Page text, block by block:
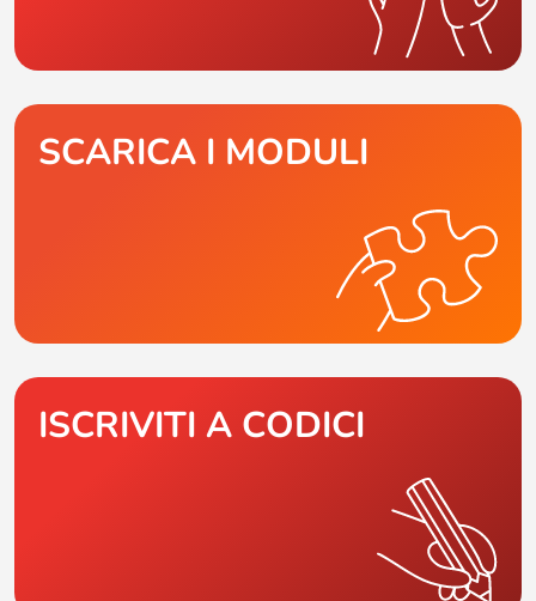
SCARICA I MODULI
ISCRIVITI A CODICI